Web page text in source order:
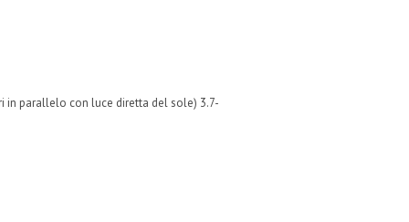
in parallelo con luce diretta del sole) 3.7-